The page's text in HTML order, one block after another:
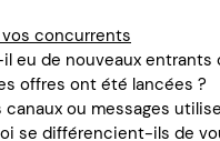
concurrents
eu de nouveaux entrants
offres ont été lancées ?
canaux ou messages
se différencient-ils de